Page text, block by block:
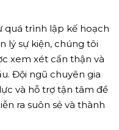
quá trình lập kế hoạch
lý sự kiện, chúng tôi
xem xét cẩn thận và
Đội ngũ chuyên gia
và hỗ trợ tận tâm để
ra suôn sẻ và thành